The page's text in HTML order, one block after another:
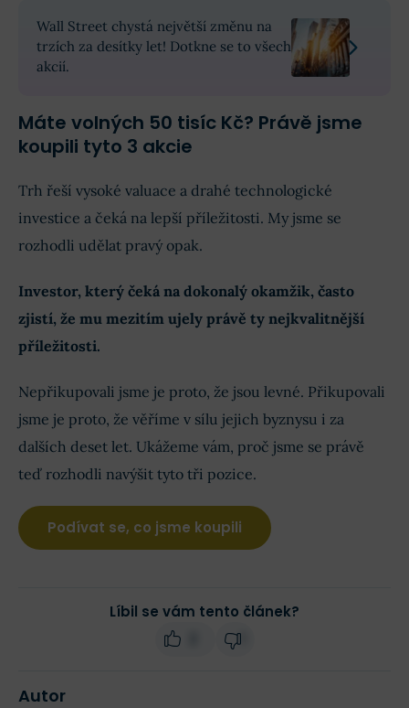
Wall Street chystá největší změnu na
trzích za desítky let! Dotkne se to všech
akcií.
Máte volných 50 tisíc Kč? Právě jsme
koupili tyto 3 akcie
Trh řeší vysoké valuace a drahé technologické
investice a čeká na lepší příležitosti. My jsme se
rozhodli udělat pravý opak.
Investor, který čeká na dokonalý okamžik, často
zjistí, že mu mezitím ujely právě ty nejkvalitnější
příležitosti.
Nepřikupovali jsme je proto, že jsou levné. Přikupovali
jsme je proto, že věříme v sílu jejich byznysu i za
dalších deset let. Ukážeme vám, proč jsme se právě
teď rozhodli navýšit tyto tři pozice.
Podívat se, co jsme koupili
Líbil se vám tento článek?
1
Autor